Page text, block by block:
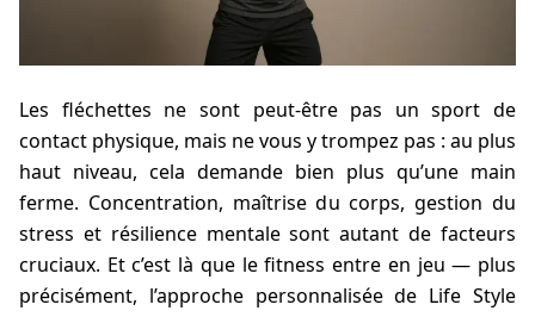
Les fléchettes ne sont peut-être pas un sport de
contact physique, mais ne vous y trompez pas : au plus
haut niveau, cela demande bien plus qu’une main
ferme. Concentration, maîtrise du corps, gestion du
stress et résilience mentale sont autant de facteurs
cruciaux. Et c’est là que le fitness entre en jeu — plus
précisément, l’approche personnalisée de Life Style